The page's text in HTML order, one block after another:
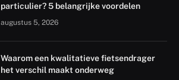
particulier? 5 belangrijke voordelen
augustus 5, 2026
Waarom een kwalitatieve fietsendrager
het verschil maakt onderweg